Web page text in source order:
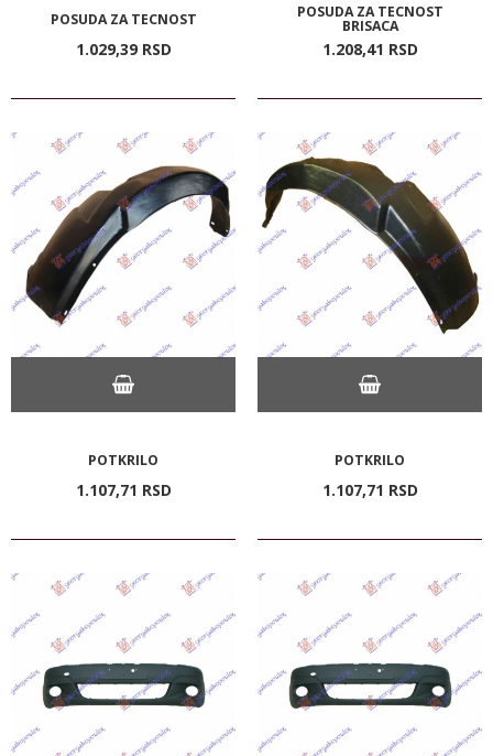
POSUDA ZA TECNOST
1.029,39 RSD
POSUDA ZA TECNOST
BRISACA
1.208,41 RSD
POTKRILO
1.107,71 RSD
POTKRILO
1.107,71 RSD